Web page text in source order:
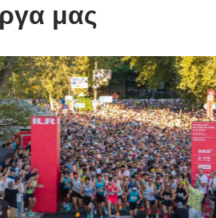
μας
solutions
for everyone.
οι υπηρεσίες μας
Κατασκευή Ιστοσελίδων